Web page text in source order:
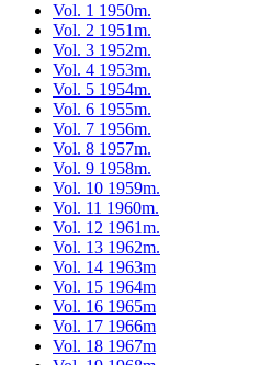
Vol. 1 1950m.
Vol. 2 1951m.
Vol. 3 1952m.
Vol. 4 1953m.
Vol. 5 1954m.
Vol. 6 1955m.
Vol. 7 1956m.
Vol. 8 1957m.
Vol. 9 1958m.
Vol. 10 1959m.
Vol. 11 1960m.
Vol. 12 1961m.
Vol. 13 1962m.
Vol. 14 1963m
Vol. 15 1964m
Vol. 16 1965m
Vol. 17 1966m
Vol. 18 1967m